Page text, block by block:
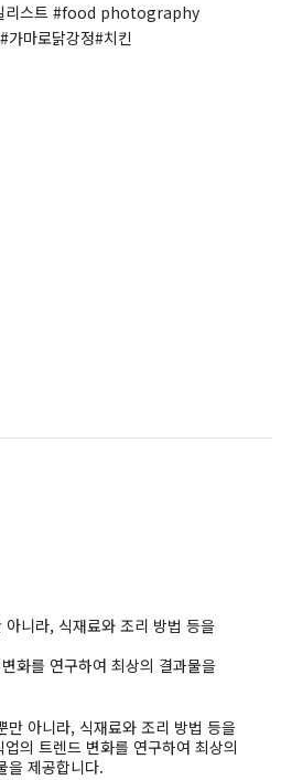
리스트 #food photography
마로닭강정#치킨
니라, 식재료와 조리 방법 등을
화를 연구하여 최상의 결과물을
만 아니라, 식재료와 조리 방법 등을
의 트렌드 변화를 연구하여 최상의
을 제공합니다.